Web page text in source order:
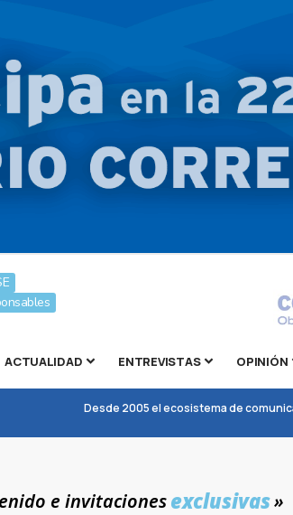
ACTUALIDAD ENTREVISTAS OPINIÓN
Desde 2005 el ecosistema de
e invitacionesexclusivas»